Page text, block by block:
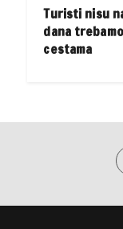
Turisti nisu
dana
cestama